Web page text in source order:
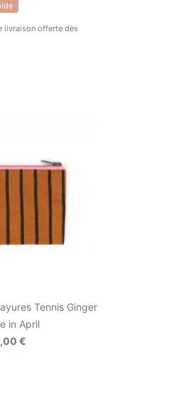
livraison offerte dès
Tennis Ginger
in April
€